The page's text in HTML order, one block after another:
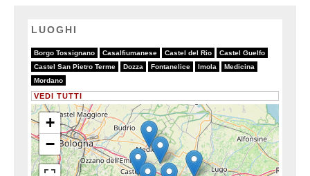
LUOGHI
Borgo Tossignano
6/6 Casalfiumanese
6/6 Castel del Rio
6/6 Castel Guelfo
6/6
Castel San Pietro Terme
6/6 Dozza
6/6 Fontanelice
6/6 Imola
6/6 Medicina
6/6
Mordano
6/6
VEDI TUTTI
+
−